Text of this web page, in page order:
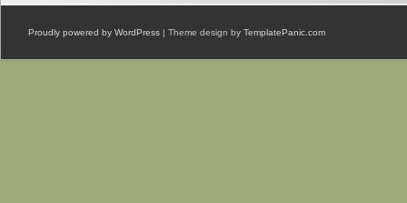
Proudly powered by WordPress | Theme design by TemplatePanic.com